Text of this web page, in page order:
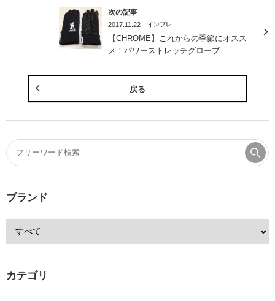
次の記事
2017.11.22 インプレ
【CHROME】これからの季節にオスス
メ！パワーストレッチグローブ
戻る
ブランド
カテゴリ